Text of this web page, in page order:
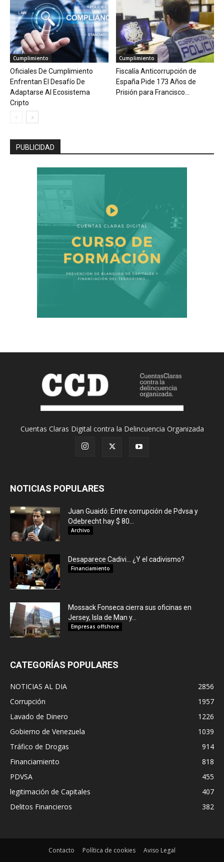
Cumplimiento
Oficiales De Cumplimiento
Enfrentan El Desafío De
Adaptarse Al Ecosistema
Cripto
Cumplimiento
Fiscalía Anticorrupción de
España Pide 173 Años de
Prisión para Francisco...
PUBLICIDAD
Cuentas Claras Digital contra la Delincuencia Organizada
NOTICIAS POPULARES
Juan Guaidó: Entre corrupción de Pdvsa y
Odebrecht hay $ 80...
Archivo
Desaparece Cadivi… ¿Y el cadivismo?
Financiamiento
Mossack Fonseca cierra sus oficinas en
Jersey, Isla de Man y...
Empresas offshore
CATEGORÍAS POPULARES
NOTICIAS AL DIA
2856
Corrupción
1957
Lavado de Dinero
1226
Gobierno de Venezuela
1039
Tráfico de Drogas
914
Financiamiento
818
PDVSA
455
legitimación de Capitales
407
Delitos Financieros
382
Contacto Política de cookies Aviso Legal